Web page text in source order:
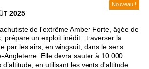
2025
Nouveau !
de l'extrême Amber Forte, âgée de
prépare un exploit inédit : traverser la
par les airs, en wingsuit, dans le sens
Angleterre. Elle devra sauter à 10 000
d’altitude, en utilisant les vents d'altitude